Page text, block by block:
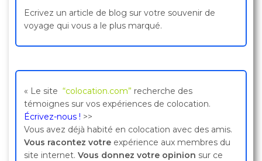
Ecrivez un article de blog sur votre souvenir de
voyage qui vous a le plus marqué.
« Le site “colocation.com” recherche des
témoignes sur vos expériences de colocation.
Écrivez-nous ! >>
Vous avez déjà habité en colocation avec des amis.
Vous racontez votre expérience aux membres du
site internet. Vous donnez votre opinion sur ce